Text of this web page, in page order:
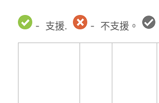
- 支援. - 不支援。